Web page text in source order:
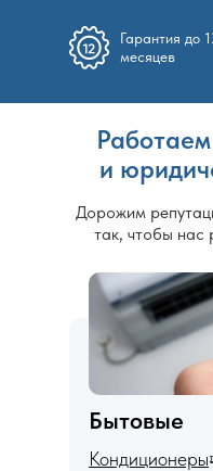
Гарантия до
месяцев
и
Дорожим
так, чтобы нас
Кондиционеры
Бытовые